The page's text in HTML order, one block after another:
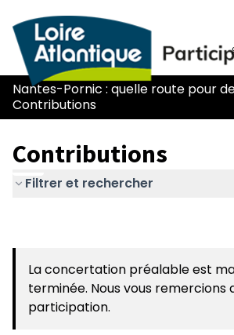
Nantes-Pornic : quelle route pour
Contributions
Contributions
Filtrer et rechercher
La concertation préalable est
terminée. Nous vous remercions
participation.